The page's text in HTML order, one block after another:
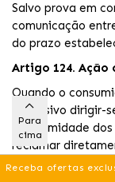
Salvo prova em
comunicação
do prazo
Artigo 124.
Quando o
excessivo
conformidade
reclamar
substituição ou
Receba ofertas
Para
cima